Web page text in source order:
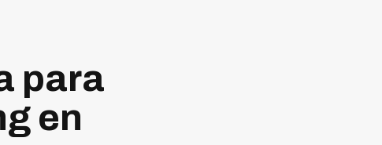
para
en